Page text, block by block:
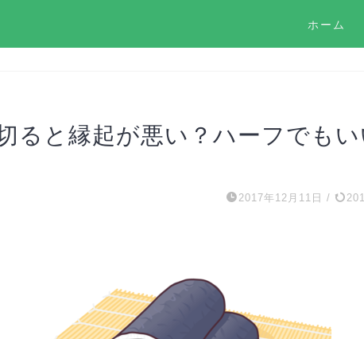
ホーム
ると縁起が悪い？ハーフでもい
2017年12月11日 /